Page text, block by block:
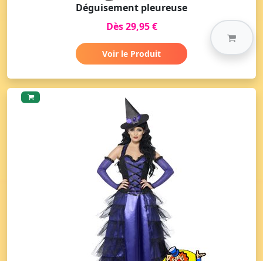
Déguisement pleureuse
Dès 29,95 €
Voir le Produit